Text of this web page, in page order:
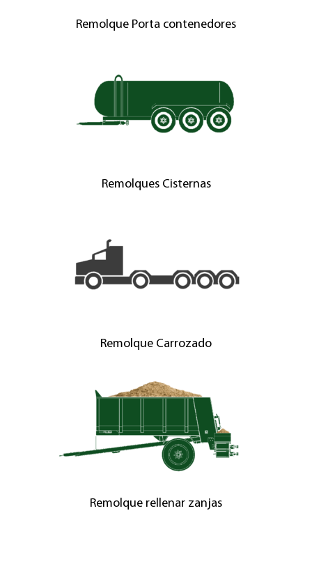
Remolque Porta contenedores
Remolques Cisternas
Remolque Carrozado
Remolque rellenar zanjas